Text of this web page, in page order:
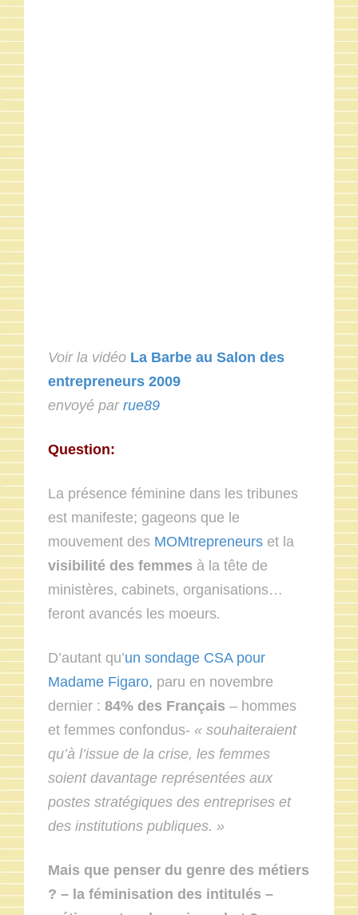
Voir la vidéo La Barbe au Salon des
entrepreneurs 2009
envoyé par rue89
Question:
La présence féminine dans les tribunes
est manifeste; gageons que le
mouvement des MOMtrepreneurs et la
visibilité des femmes à la tête de
ministères, cabinets, organisations…
feront avancés les moeurs.
D’autant qu’un sondage CSA pour
Madame Figaro, paru en novembre
dernier : 84% des Français – hommes
et femmes confondus- « souhaiteraient
qu’à l’issue de la crise, les femmes
soient davantage représentées aux
postes stratégiques des entreprises et
des institutions publiques. »
Mais que penser du genre des métiers
? – la féminisation des intitulés –